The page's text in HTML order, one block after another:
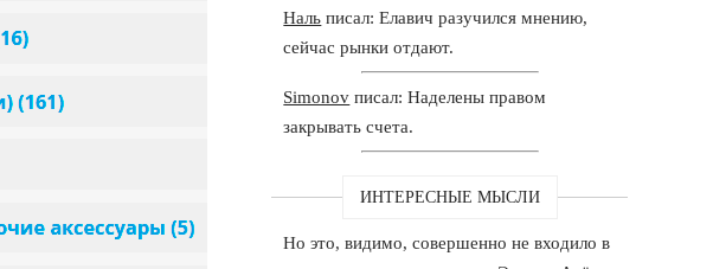
Наль писал: Елавич разучился мнению,
сейчас рынки отдают.
Simonov писал: Наделены правом
закрывать счета.
ИНТЕРЕСНЫЕ МЫСЛИ
Но это, видимо, совершенно не входило в